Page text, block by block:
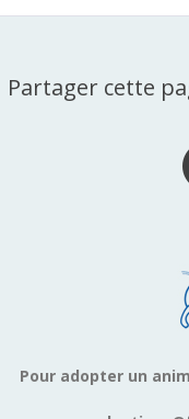
Partager cette
Pour adopter un